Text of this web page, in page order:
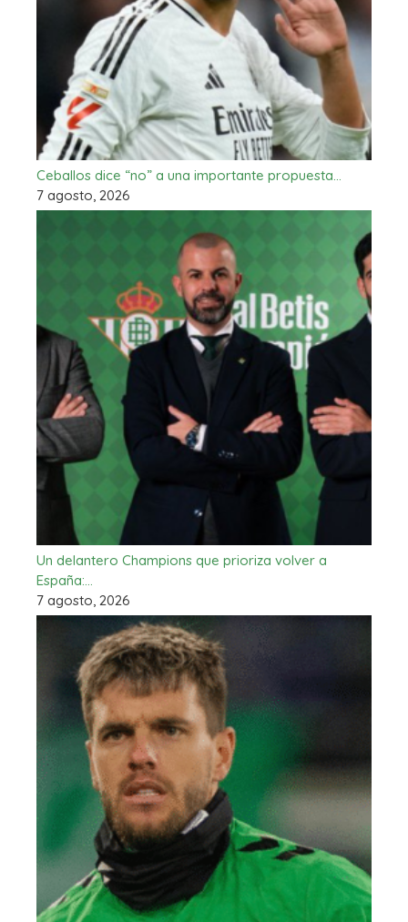
Ceballos dice “no” a una importante propuesta…
7 agosto, 2026
Un delantero Champions que prioriza volver a
España:…
7 agosto, 2026